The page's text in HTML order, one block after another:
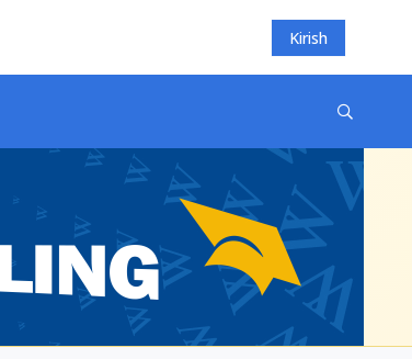
Kirish